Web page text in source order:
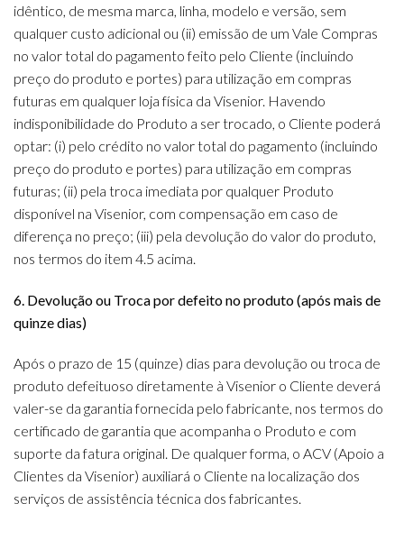
idêntico, de mesma marca, linha, modelo e versão, sem
qualquer custo adicional ou (ii) emissão de um Vale Compras
no valor total do pagamento feito pelo Cliente (incluindo
preço do produto e portes) para utilização em compras
futuras em qualquer loja física da Visenior. Havendo
indisponibilidade do Produto a ser trocado, o Cliente poderá
optar: (i) pelo crédito no valor total do pagamento (incluindo
preço do produto e portes) para utilização em compras
futuras; (ii) pela troca imediata por qualquer Produto
disponível na Visenior, com compensação em caso de
diferença no preço; (iii) pela devolução do valor do produto,
nos termos do item 4.5 acima.
6. Devolução ou Troca por defeito no produto (após mais de
quinze dias)
Após o prazo de 15 (quinze) dias para devolução ou troca de
produto defeituoso diretamente à Visenior o Cliente deverá
valer-se da garantia fornecida pelo fabricante, nos termos do
certificado de garantia que acompanha o Produto e com
suporte da fatura original. De qualquer forma, o ACV (Apoio a
Clientes da Visenior) auxiliará o Cliente na localização dos
serviços de assistência técnica dos fabricantes.